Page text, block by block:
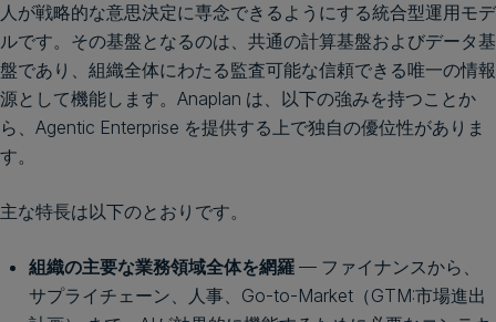
人が戦略的な意思決定に専念できるようにする統合型運用モデ
ルです。その基盤となるのは、共通の計算基盤およびデータ基
盤であり、組織全体にわたる監査可能な信頼できる唯一の情報
源として機能します。Anaplan は、以下の強みを持つことか
ら、Agentic Enterprise を提供する上で独自の優位性がありま
す。
主な特長は以下のとおりです。
組織の主要な業務領域全体を網羅 — ファイナンスから、
サプライチェーン、人事、Go-to-Market（GTM:市場進出